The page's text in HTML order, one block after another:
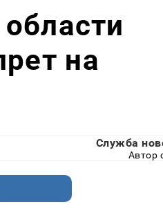
на
Служба
Автор